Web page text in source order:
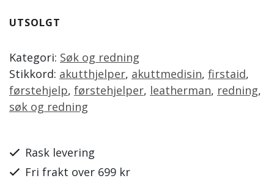
UTSOLGT
Kategori: Søk og redning
Stikkord: akutthjelper, akuttmedisin, firstaid,
førstehjelp, førstehjelper, leatherman, redning,
søk og redning
Rask levering
Fri frakt over 699 kr